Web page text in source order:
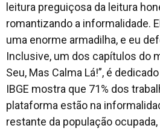
leitura preguiçosa da leitura
romantizando a informalidade.
uma enorme armadilha, e eu
Inclusive, um dos capítulos do
Seu, Mas Calma Lá!”, é
IBGE mostra que 71% dos
plataforma estão na
restante da população